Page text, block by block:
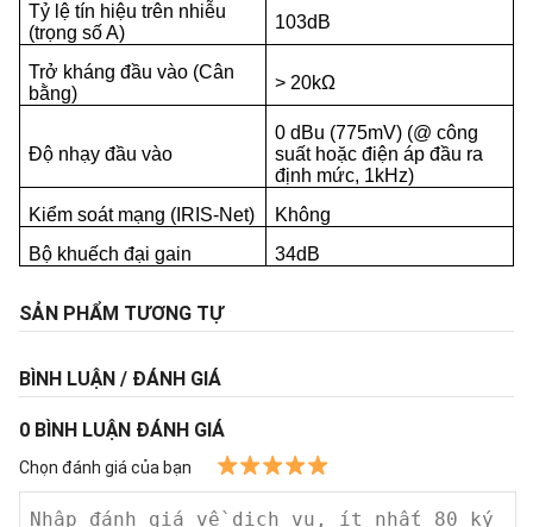
Tỷ lệ tín hiệu trên nhiễu
(trọng số A)
103dB
Trở kháng đầu vào (Cân
bằng)
> 20kΩ
Độ nhạy đầu vào
0 dBu (775mV) (@ công
suất hoặc điện áp đầu ra
định mức, 1kHz)
Kiểm soát mạng (IRIS-Net)
Không
Bộ khuếch đại gain
34dB
SẢN PHẨM TƯƠNG TỰ
BÌNH LUẬN / ĐÁNH GIÁ
0 BÌNH LUẬN ĐÁNH GIÁ
Chọn đánh giá của bạn